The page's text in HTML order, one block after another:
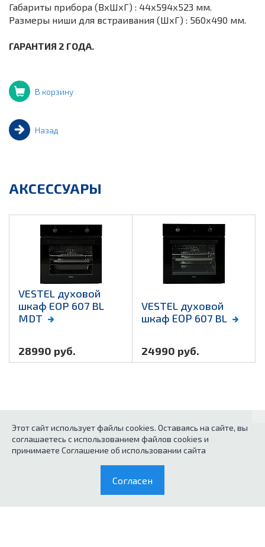
Габариты прибора (ВхШхГ) : 44х594х523 мм.
Размеры ниши для встраивания (ШхГ) : 560х490 мм.
ГАРАНТИЯ 2 ГОДА.
В корзину
Назад
АКСЕССУАРЫ
VESTEL духовой
шкаф EOP 607 BL
MDT
28990 руб.
VESTEL духовой
шкаф ЕОР 607 BL
24990 руб.
© 2026Каталог кухонного оборудования.
Согласие на обработку персональных данных
Этот сайт использует файлы cookies. Оставаясь на сайте, вы
соглашаетесь с использованием файлов cookies и
принимаете Соглашение об использовании сайта
Согласен